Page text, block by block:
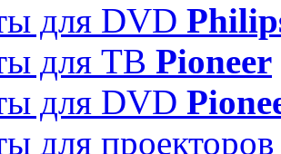
для DVD
для ТВ Pioneer
для DVD
для